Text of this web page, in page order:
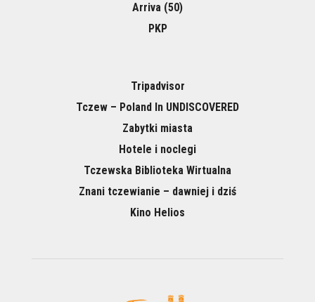
Arriva (50)
PKP
Tripadvisor
Tczew – Poland In UNDISCOVERED
Zabytki miasta
Hotele i noclegi
Tczewska Biblioteka Wirtualna
Znani tczewianie – dawniej i dziś
Kino Helios